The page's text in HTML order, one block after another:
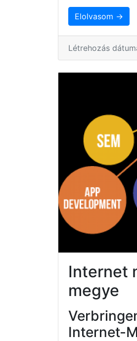
Elolvasom →
Létrehozás
Internet
megye
Internet-